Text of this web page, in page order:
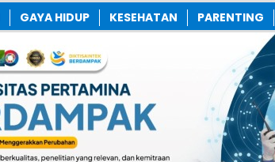
GAYA HIDUP KESEHATAN PARENTING